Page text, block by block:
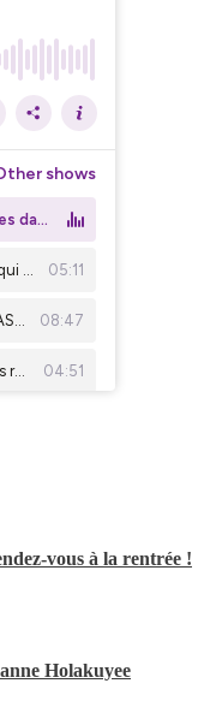
vous à la rentrée !
Holakuyee